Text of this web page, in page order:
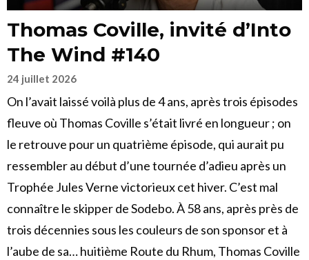
Thomas Coville, invité d’Into
The Wind #140
24 juillet 2026
On l’avait laissé voilà plus de 4 ans, après trois épisodes
fleuve où Thomas Coville s’était livré en longueur ; on
le retrouve pour un quatrième épisode, qui aurait pu
ressembler au début d’une tournée d’adieu après un
Trophée Jules Verne victorieux cet hiver. C’est mal
connaître le skipper de Sodebo. À 58 ans, après près de
trois décennies sous les couleurs de son sponsor et à
l’aube de sa… huitième Route du Rhum, Thomas Coville